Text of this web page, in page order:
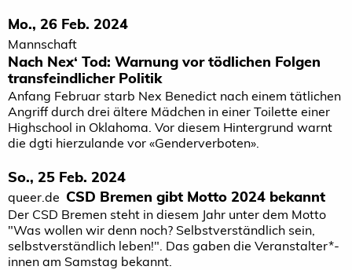
Mo., 26 Feb. 2024
Mannschaft
Nach Nex‘ Tod: Warnung vor tödlichen Folgen
transfeindlicher Politik
Anfang Februar starb Nex Benedict nach einem tätlichen
Angriff durch drei ältere Mädchen in einer Toilette einer
Highschool in Oklahoma. Vor diesem Hintergrund warnt
die dgti hierzulande vor «Genderverboten».
So., 25 Feb. 2024
queer.de CSD Bremen gibt Motto 2024 bekannt
Der CSD Bremen steht in diesem Jahr unter dem Motto
"Was wollen wir denn noch? Selbstverständlich sein,
selbstverständlich leben!". Das gaben die Veranstalter*­
innen am Samstag bekannt.